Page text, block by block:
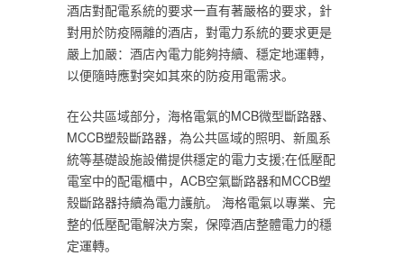
酒店對配電系統的要求一直有著嚴格的要求，針
對用於防疫隔離的酒店，對電力系統的要求更是
嚴上加嚴：酒店內電力能夠持續、穩定地運轉，
以便隨時應對突如其來的防疫用電需求。
在公共區域部分，海格電氣的MCB微型斷路器、
MCCB塑殼斷路器，為公共區域的照明、新風系
統等基礎設施設備提供穩定的電力支援;在低壓配
電室中的配電櫃中，ACB空氣斷路器和MCCB塑
殼斷路器持續為電力護航。 海格電氣以專業、完
整的低壓配電解決方案，保障酒店整體電力的穩
定運轉。